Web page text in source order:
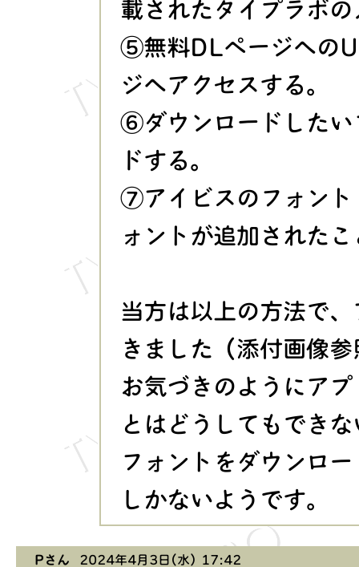
載されたタイプラボ
⑤無料DLページへの
ジへアクセスする。
⑥ダウンロードしたい
ドする。
⑦アイビスのフォント
ォントが追加された
当方は以上の方法で
きました（添付画像
お気づきのようにア
とはどうしてもでき
フォントをダウンロ
しかないようです。
Pさん 2024年4月3日(水) 17:42